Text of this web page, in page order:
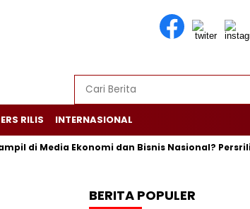
RILIS INTERNASIONAL
di Media Ekonomi dan Bisnis Nasional?
BERITA POPULER